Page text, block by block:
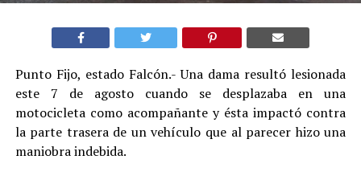
Punto Fijo, estado Falcón.- Una dama resultó lesionada
este 7 de agosto cuando se desplazaba en una
motocicleta como acompañante y ésta impactó contra
la parte trasera de un vehículo que al parecer hizo una
maniobra indebida.